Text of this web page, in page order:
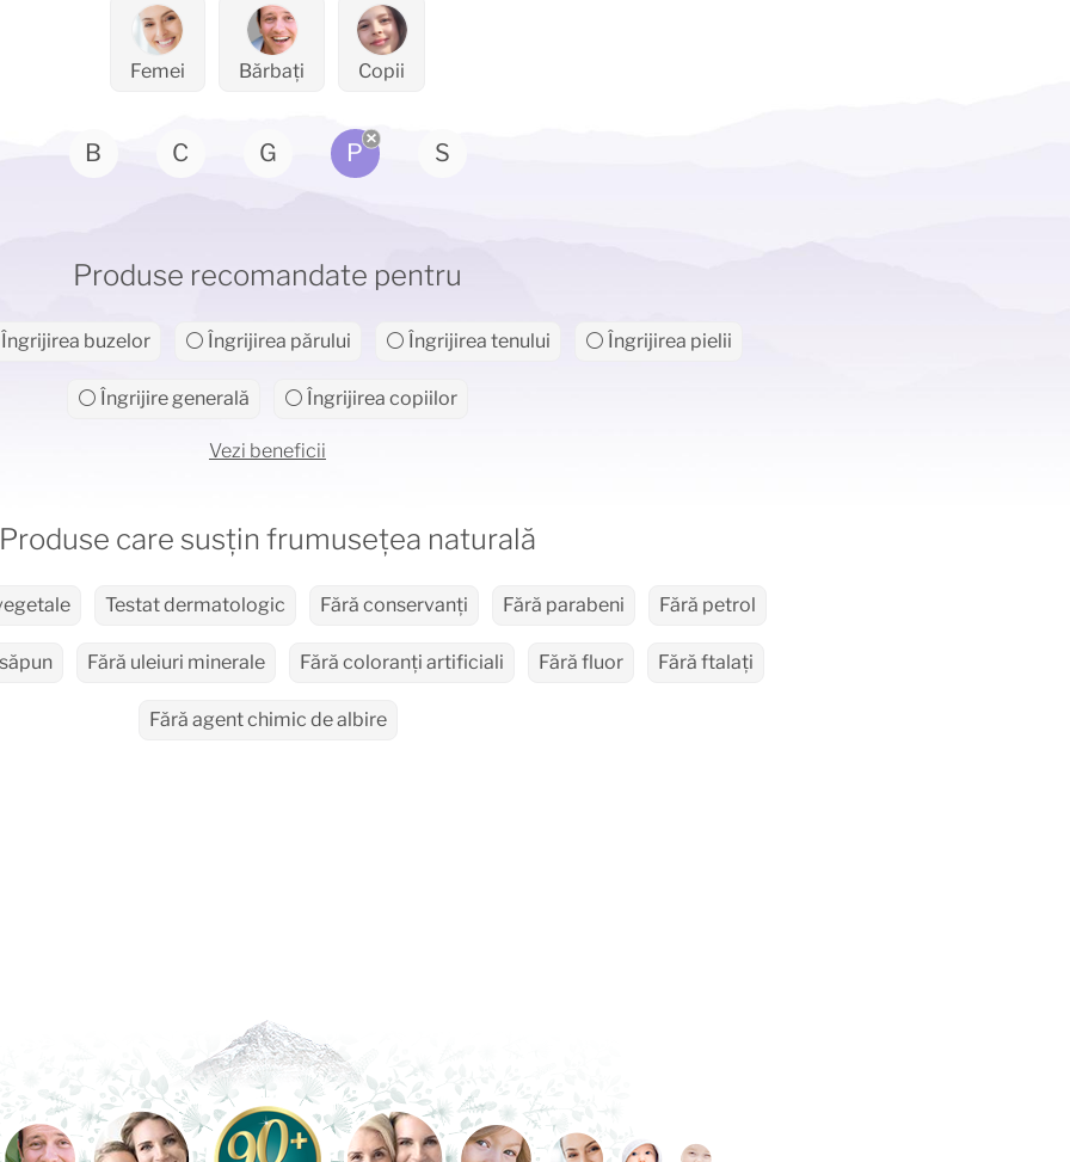
Femei Bărbați Copii
B C G P S
Produse recomandate pentru
Îngrijirea buzelor ⚪ Îngrijirea părului ⚪ Îngrijirea tenului ⚪ Îngrijirea pielii
⚪ Îngrijire generală ⚪ Îngrijirea copiilor
Vezi beneficii
Produse care susțin frumusețea naturală
Testat dermatologic Fără conservanți Fără parabeni Fără petrol
Fără uleiuri minerale Fără coloranți artificiali Fără fluor Fără ftalați
Fără agent chimic de albire